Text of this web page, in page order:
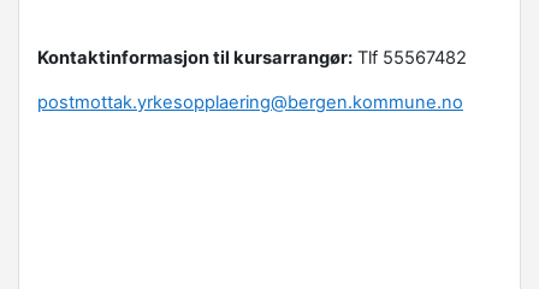
Kontaktinformasjon til kursarrangør: Tlf 55567482
postmottak.yrkesopplaering@bergen.kommune.no